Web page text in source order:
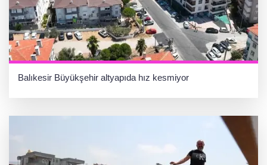
Balıkesir Büyükşehir altyapıda hız kesmiyor